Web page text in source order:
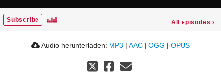
Subscribe All episodes ›
Audio herunterladen: MP3 | AAC | OGG | OPUS